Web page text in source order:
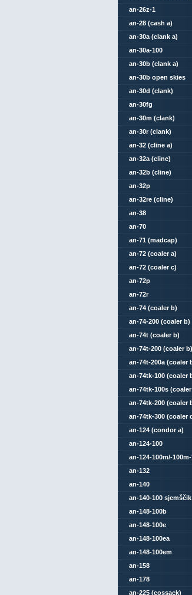
an-26z-1
an-28 (cash a)
an-30a (clank a)
an-30a-100
an-30b (clank a)
an-30b open skies
an-30d (clank)
an-30fg
an-30m (clank)
an-30r (clank)
an-32 (cline a)
an-32a (cline)
an-32b (cline)
an-32p
an-32re (cline)
an-38
an-70
an-71 (madcap)
an-72 (coaler a)
an-72 (coaler c)
an-72p
an-72r
an-74 (coaler b)
an-74-200 (coaler b)
an-74t (coaler b)
an-74t-200 (coaler b)
an-74t-200a (coaler
an-74tk-100 (coaler
an-74tk-100s
an-74tk-200 (coaler
an-74tk-300 (coaler
an-124 (condor a)
an-124-100
an-124-100m/-100m-
an-132
an-140
an-140-100 sjemščik
an-148-100b
an-148-100e
an-148-100ea
an-148-100em
an-158
an-178
an-225 (cossack)